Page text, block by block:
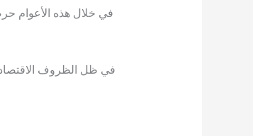
في خلال هذه الأعوام
في ظل الظروف